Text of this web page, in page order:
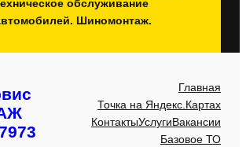
обслуживание
Шиномонтаж.
Главная
Точка на Яндекс.Картах
КонтактыУслугиВакансии
Базовое ТО